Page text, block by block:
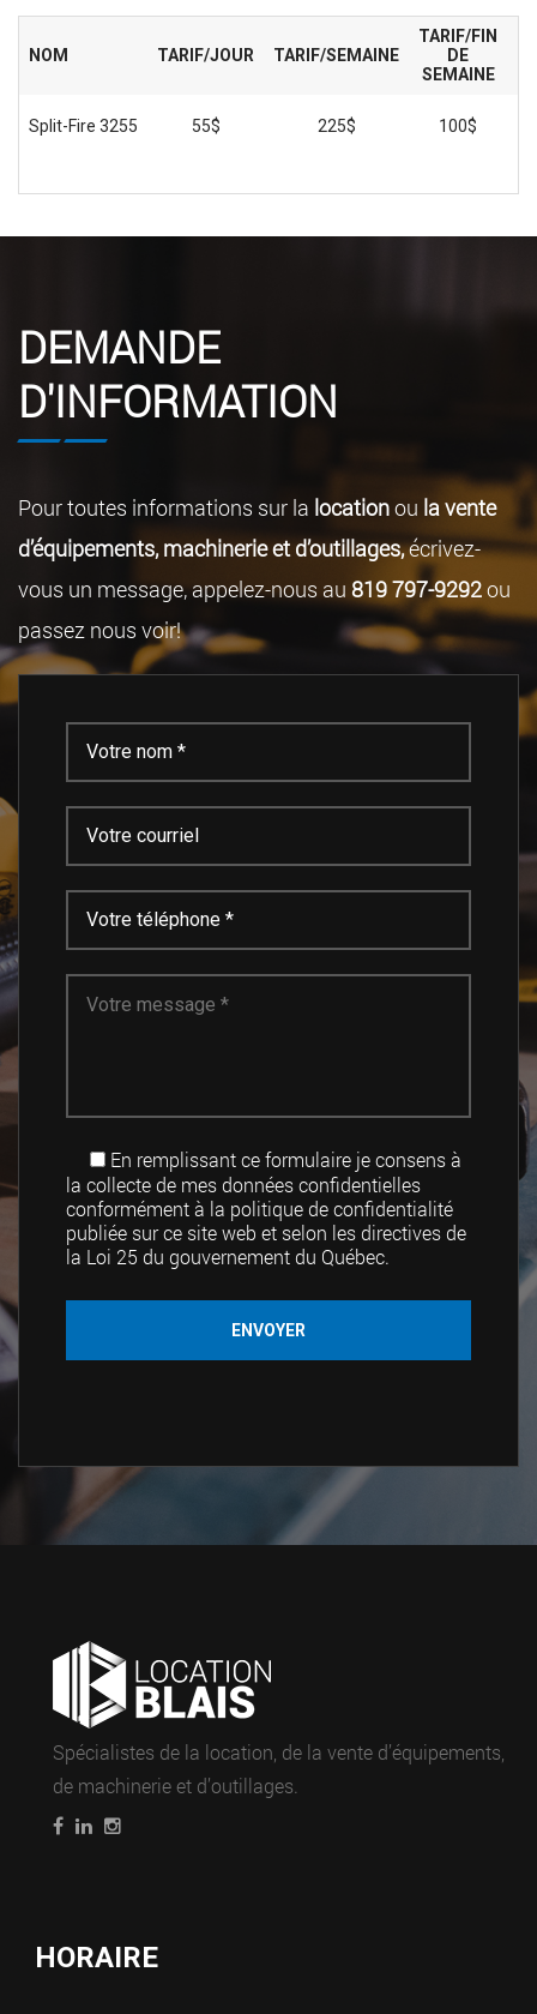
NOM TARIF/JOUR TARIF/SEMAINE
TARIF/FIN
DE
SEMAINE
Split-Fire 3255 55$ 225$ 100$
DEMANDE
D'INFORMATION
Pour toutes informations sur la locationou la vente
d’équipements, machinerie et d’outillages,écrivez-
vous un message, appelez-nous au 819 797-9292ou
passez nous voir!
En remplissant ce formulaire je consens à
la collecte de mes données confidentielles
conformément à la politique de confidentialité
publiée sur ce site web et selon les directives de
la Loi 25 du gouvernement du Québec.
Spécialistes de la location, de la vente d’équipements,
de machinerie et d’outillages.
HORAIRE